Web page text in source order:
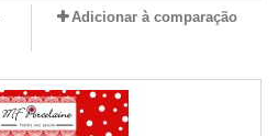
Adicionar à comparação